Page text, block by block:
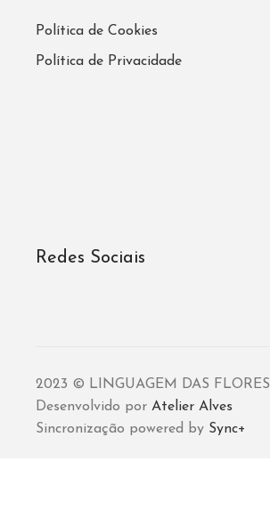
Política de Cookies
Política de Privacidade
Redes Sociais
2023 © LINGUAGEM DAS FLORES
Desenvolvido por Atelier Alves
Sincronização powered by Sync+